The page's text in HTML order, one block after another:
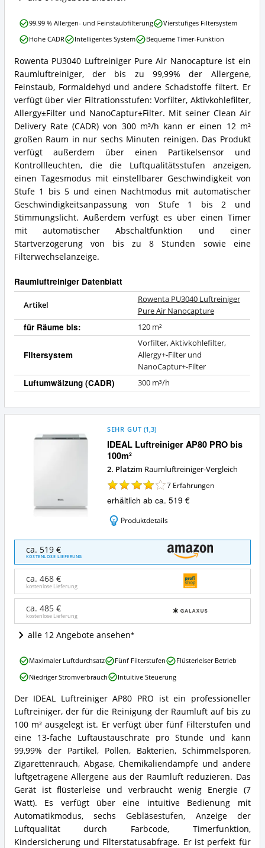
dieser
erhältlich?
Rowenta
PU3040
Luftreiniger
Pure
Air
Nanocapture
Zusammenfassung:
Was
bietet
dieser
Raumluftreiniger?
Rowenta PU3040 Luftreiniger Pure Air Nanocapture ist ein
Raumluftreiniger, der bis zu 99,99% der Allergene,
Feinstaub, Formaldehyd und andere Schadstoffe filtert. Er
verfügt über vier Filtrationsstufen: Vorfilter, Aktivkohlefilter,
Allergy±Filter und NanoCaptur±Filter. Mit seiner Clean Air
Delivery Rate (CADR) von 300 m³/h kann er einen 12 m²
großen Raum in nur sechs Minuten reinigen. Das Produkt
verfügt außerdem über einen Partikelsensor und
Kontrollleuchten, die die Luftqualitätsstufen anzeigen,
einen Tagesmodus mit einstellbarer Geschwindigkeit von
Stufe 1 bis 5 und einen Nachtmodus mit automatischer
Geschwindigkeitsanpassung von Stufe 1 bis 2 und
Stimmungslicht. Außerdem verfügt es über einen Timer
mit automatischer Abschaltfunktion und einer
Startverzögerung von bis zu 8 Stunden sowie eine
Filterwechselanzeige.
Raumluftreiniger Datenblatt
Artikel
Rowenta PU3040 Luftreiniger
Pure Air Nanocapture
für Räume bis: 120 m²
Filtersystem
Vorfilter, Aktivkohlefilter,
Allergy+-Filter und
NanoCaptur+-Filter
Luftumwälzung (CADR) 300 m³/h
Rowenta
PU3040
Luftreiniger
Air
Nanocapture
Vorteile:
Was
spricht
für
diesen
Raumluftreiniger?
99.99 % Allergen- und Feinstaubfilterung
Vierstufiges Filtersystem
Hohe CADR
Intelligentes System Bequeme Timer-Funktion
IDEAL Luftreiniger AP80 PRO bis
100m²
SEHR GUT (1,3)
2. Platzim Raumluftreiniger-Vergleich
7 Erfahrungen
erhältlich ab ca. 519 €
Produktdetails
Luftreiniger
AP80
PRO
100m²
Angebote:
ist
dieser
erhältlich?
ca. 519 €
KOSTENLOSE LIEFERUNG
ca. 468 €
kostenlose Lieferung
ca. 485 €
kostenlose Lieferung
alle 12 Angebote ansehen
IDEAL
Luftreiniger
AP80
PRO
bis
100m²
Zusammenfassung:
Was
bietet
dieser
Raumluftreiniger?
Der IDEAL Luftreiniger AP80 PRO ist ein professioneller
Luftreiniger, der für die Reinigung der Raumluft auf bis zu
100 m² ausgelegt ist. Er verfügt über fünf Filterstufen und
eine 13-fache Luftaustauschrate pro Stunde und kann
99,99% der Partikel, Pollen, Bakterien, Schimmelsporen,
Zigarettenrauch, Abgase, Chemikaliendämpfe und andere
luftgetragene Allergene aus der Raumluft reduzieren. Das
Gerät ist flüsterleise und verbraucht wenig Energie (7
Watt). Es verfügt über eine intuitive Bedienung mit
Automatikmodus, sechs Gebläsestufen, Anzeige der
Luftqualität durch Farbcode, Timerfunktion,
Kindersicherung und Filterstatusabfrage. Er ist perfekt für
IDEAL
Luftreiniger
AP80
bis
100m²
Vorteile:
Was
spricht
für
diesen
Raumluftreiniger?
Maximaler Luftdurchsatz Fünf Filterstufen
Flüsterleiser Betrieb
Niedriger Stromverbrauch
Intuitive Steuerung